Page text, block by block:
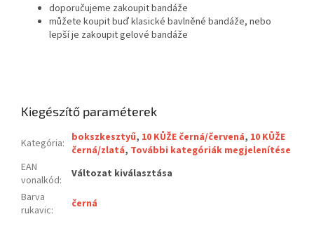
doporučujeme zakoupit bandáže
můžete koupit buď klasické bavlněné bandáže, nebo
lepší je zakoupit gelové bandáže
Kiegészítő paraméterek
Kategória: bokszkesztyű, 10 KŮŽE černá/červená, 10 KŮŽE
černá/zlatá, További kategóriák megjelenítése
EAN
vonalkód:
Változat kiválasztása
Barva
rukavic: černá